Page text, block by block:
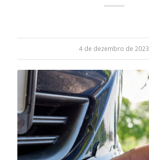
4 de dezembro de 2023